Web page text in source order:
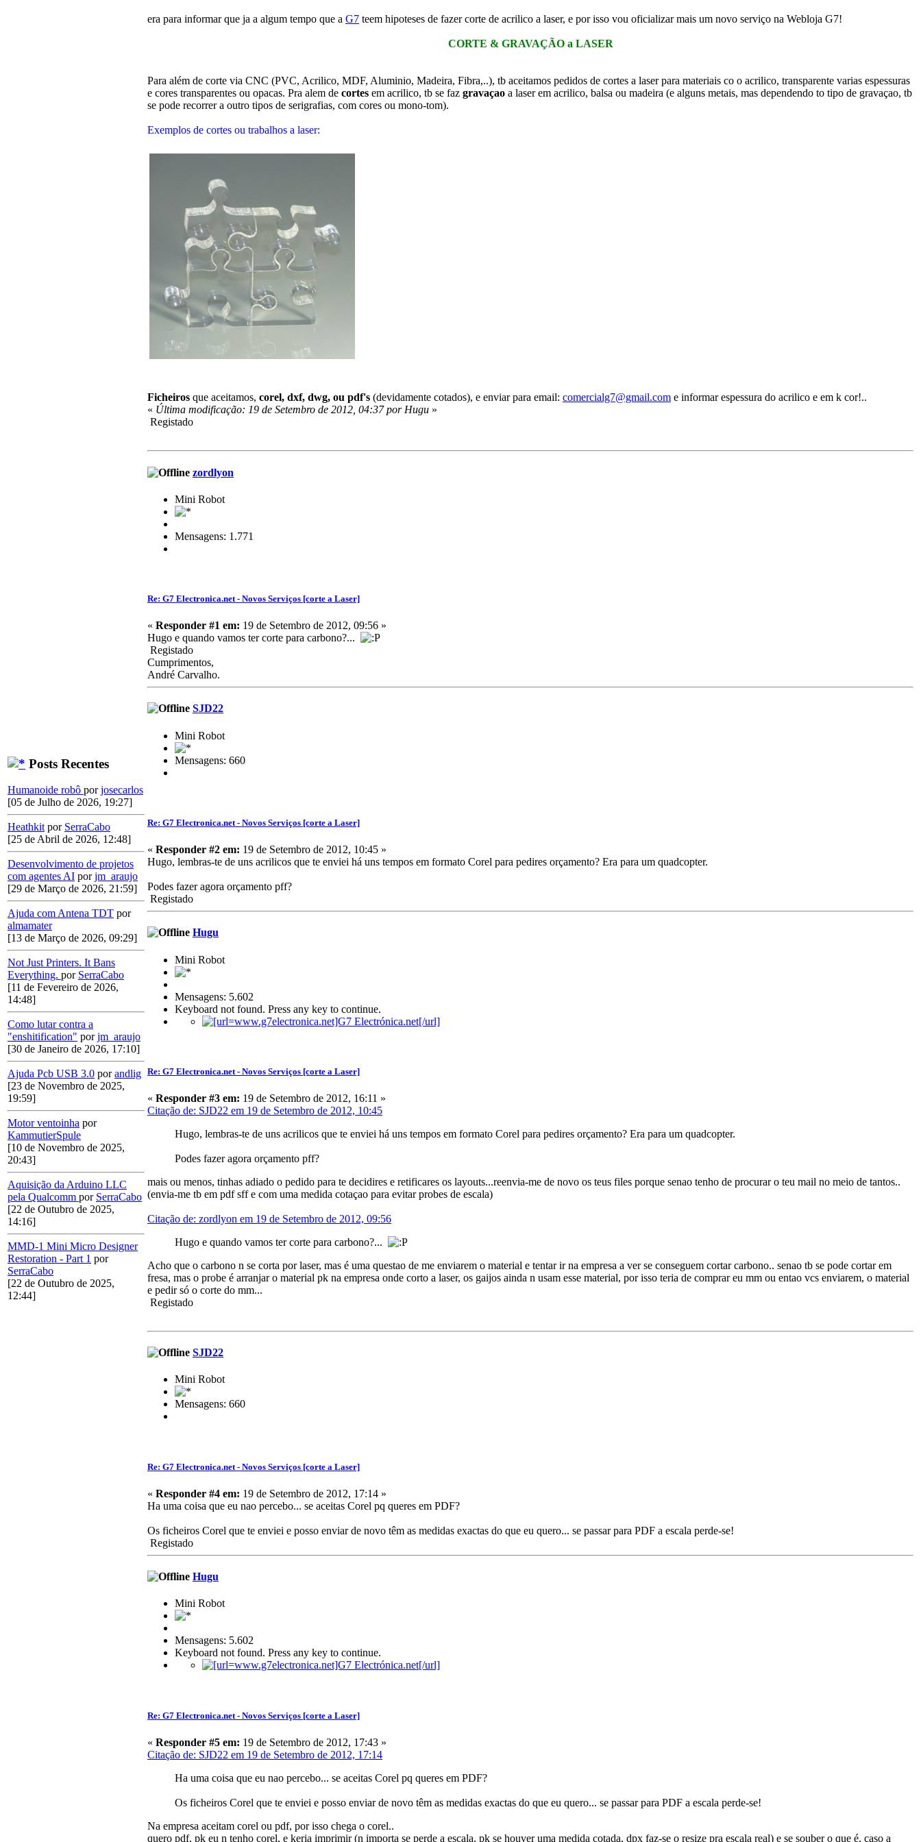
Posts Recentes
Humanoide robô porjosecarlos
[05 de Julho de 2026, 19:27]
Heathkit por SerraCabo
[25 de Abril de 2026, 12:48]
Desenvolvimento de projetos
com agentes AI porjm_araujo
[29 de Março de 2026, 21:59]
Ajuda com Antena TDT por
almamater
[13 de Março de 2026, 09:29]
Not Just Printers. It Bans
Everything. por SerraCabo
[11 de Fevereiro de 2026,
14:48]
Como lutar contra a
"enshitification" porjm_araujo
[30 de Janeiro de 2026, 17:10]
Ajuda Pcb USB 3.0 porandlig
[23 de Novembro de 2025,
19:59]
Motor ventoinha por
KammutierSpule
[10 de Novembro de 2025,
20:43]
Aquisição da Arduino LLC
pela Qualcomm por SerraCabo
[22 de Outubro de 2025,
14:16]
MMD-1 Mini Micro Designer
Restoration - Part 1 por
SerraCabo
[22 de Outubro de 2025,
12:44]
era para informar que ja a algum tempo que a G7 teem hipoteses de fazer corte de acrilico a laser, e por isso vou oficializar mais um novo serviço na Webloja G7!
CORTE & GRAVAÇÃO a LASER
Para além de corte via CNC (PVC, Acrilico, MDF, Aluminio, Madeira, Fibra,..), tb aceitamos pedidos de cortes a laser para materiais co o acrilico, transparente varias espessuras
e cores transparentes ou opacas. Pra alem de cortes em acrilico, tb se faz gravaçao a laser em acrilico, balsa ou madeira (e alguns metais, mas dependendo to tipo de gravaçao, tb
se pode recorrer a outro tipos de serigrafias, com cores ou mono-tom).
Exemplos de cortes ou trabalhos a laser:
Ficheiros que aceitamos, corel, dxf, dwg, ou pdf's (devidamente cotados), e enviar para email: comercialg7@gmail.com e informar espessura do acrilico e em k cor!..
« Última modificação: 19 de Setembro de 2012, 04:37 por Hugu »
Registado
zordlyon
Mini Robot
Mensagens: 1.771
Re: G7 Electronica.net - Novos Serviços [corte a Laser]
« Responder #1 em: 19 de Setembro de 2012, 09:56 »
Hugo e quando vamos ter corte para carbono?...
Registado
Cumprimentos,
André Carvalho.
SJD22
Mini Robot
Mensagens: 660
Re: G7 Electronica.net - Novos Serviços [corte a Laser]
« Responder #2 em: 19 de Setembro de 2012, 10:45 »
Hugo, lembras-te de uns acrilicos que te enviei há uns tempos em formato Corel para pedires orçamento? Era para um quadcopter.
Podes fazer agora orçamento pff?
Registado
Hugu
Mini Robot
Mensagens: 5.602
Keyboard not found. Press any key to continue.
Re: G7 Electronica.net - Novos Serviços [corte a Laser]
« Responder #3 em: 19 de Setembro de 2012, 16:11 »
Citação de: SJD22 em 19 de Setembro de 2012, 10:45
Hugo, lembras-te de uns acrilicos que te enviei há uns tempos em formato Corel para pedires orçamento? Era para um quadcopter.
Podes fazer agora orçamento pff?
mais ou menos, tinhas adiado o pedido para te decidires e retificares os layouts...reenvia-me de novo os teus files porque senao tenho de procurar o teu mail no meio de tantos..
(envia-me tb em pdf sff e com uma medida cotaçao para evitar probes de escala)
Citação de: zordlyon em 19 de Setembro de 2012, 09:56
Hugo e quando vamos ter corte para carbono?...
Acho que o carbono n se corta por laser, mas é uma questao de me enviarem o material e tentar ir na empresa a ver se conseguem cortar carbono.. senao tb se pode cortar em
fresa, mas o probe é arranjar o material pk na empresa onde corto a laser, os gaijos ainda n usam esse material, por isso teria de comprar eu mm ou entao vcs enviarem, o material
e pedir só o corte do mm...
Registado
SJD22
Mini Robot
Mensagens: 660
Re: G7 Electronica.net - Novos Serviços [corte a Laser]
« Responder #4 em: 19 de Setembro de 2012, 17:14 »
Ha uma coisa que eu nao percebo... se aceitas Corel pq queres em PDF?
Os ficheiros Corel que te enviei e posso enviar de novo têm as medidas exactas do que eu quero... se passar para PDF a escala perde-se!
Registado
Hugu
Mini Robot
Mensagens: 5.602
Keyboard not found. Press any key to continue.
Re: G7 Electronica.net - Novos Serviços [corte a Laser]
« Responder #5 em: 19 de Setembro de 2012, 17:43 »
Citação de: SJD22 em 19 de Setembro de 2012, 17:14
Ha uma coisa que eu nao percebo... se aceitas Corel pq queres em PDF?
Os ficheiros Corel que te enviei e posso enviar de novo têm as medidas exactas do que eu quero... se passar para PDF a escala perde-se!
Na empresa aceitam corel ou pdf, por isso chega o corel..
quero pdf, pk eu n tenho corel, e keria imprimir (n importa se perde a escala, pk se houver uma medida cotada, dpx faz-se o resize pra escala real) e se souber o que é, caso a